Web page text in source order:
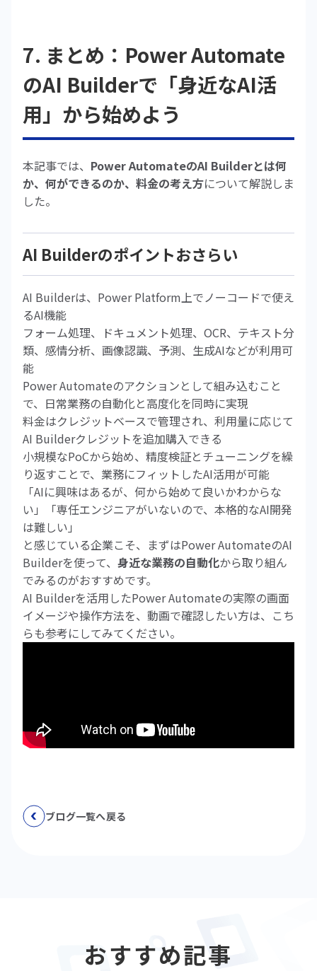
7. まとめ：Power Automate
のAI Builderで「身近なAI活
用」から始めよう
本記事では、 Power AutomateのAI Builderとは何
か、何ができるのか、料金の考え方について解説しま
した。
AI Builderのポイントおさらい
AI Builderは、Power Platform上でノーコードで使え
るAI機能
フォーム処理、ドキュメント処理、OCR、テキスト分
類、感情分析、画像認識、予測、生成AIなどが利用可
能
Power Automateのアクションとして組み込むこと
で、日常業務の自動化と高度化を同時に実現
料金はクレジットベースで管理され、利用量に応じて
AI Builderクレジットを追加購入できる
小規模なPoCから始め、精度検証とチューニングを繰
り返すことで、業務にフィットしたAI活用が可能
「AIに興味はあるが、何から始めて良いかわからな
い」「専任エンジニアがいないので、本格的なAI開発
は難しい」
と感じている企業こそ、まずはPower AutomateのAI
Builderを使って、 身近な業務の自動化から取り組ん
でみるのがおすすめです。
AI Builderを活用したPower Automateの実際の画面
イメージや操作方法を、動画で確認したい方は、こち
らも参考にしてみてください。
ブログ一覧へ戻る
おすすめ記事